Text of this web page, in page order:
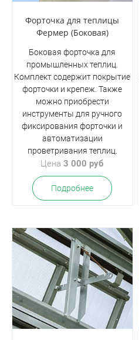
Форточка для теплицы
Фермер (Боковая)
Боковая форточка для
промышленных теплиц.
Комплект содержит покрытие
форточки и крепеж. Также
можно приобрести
инструменты для ручного
фиксирования форточки и
автоматизации
проветривания теплиц.
Цена3 000 руб
Подробнее